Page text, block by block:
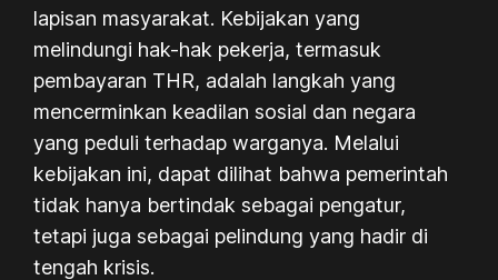
lapisan masyarakat. Kebijakan yang
melindungi hak-hak pekerja, termasuk
pembayaran THR, adalah langkah yang
mencerminkan keadilan sosial dan negara
yang peduli terhadap warganya. Melalui
kebijakan ini, dapat dilihat bahwa pemerintah
tidak hanya bertindak sebagai pengatur,
tetapi juga sebagai pelindung yang hadir di
tengah krisis.